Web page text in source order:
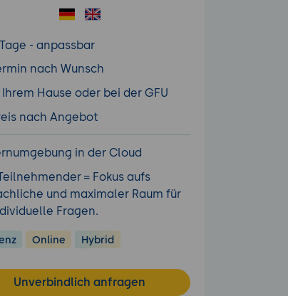
- anpassbar
nach Wunsch
Ihrem Hause oder bei der GFU
nach Angebot
in der Cloud
= Fokus aufs
und maximaler Raum für
Fragen.
Online Hybrid
Unverbindlich anfragen